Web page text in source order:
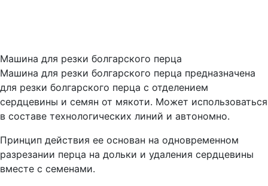
Машина для резки болгарского перца
Машина для резки болгарского перца предназначена
для резки болгарского перца с отделением
сердцевины и семян от мякоти. Может использоваться
в составе технологических линий и автономно.
Принцип действия ее основан на одновременном
разрезании перца на дольки и удаления сердцевины
вместе с семенами.